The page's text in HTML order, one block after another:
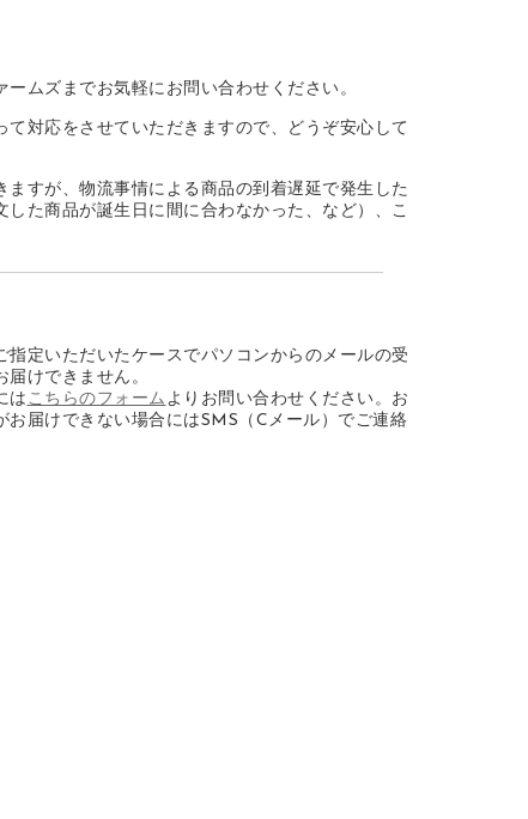
ムズまでお気軽にお問い合わせください。
対応をさせていただきますので、どうぞ安心して
すが、物流事情による商品の到着遅延で発生した
た商品が誕生日に間に合わなかった、など）、こ
定いただいたケースでパソコンからのメールの受
けできません。
は こちらのフォーム よりお問い合わせください。お
届けできない場合にはSMS（Cメール）でご連絡